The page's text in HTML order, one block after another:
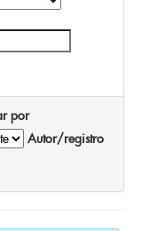
por
Autor/registro